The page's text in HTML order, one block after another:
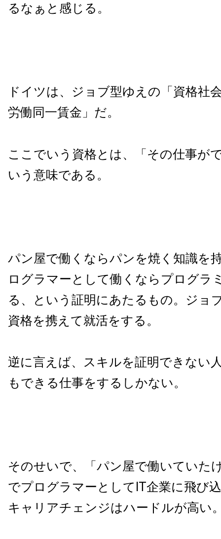
るなぁと感じる。
ドイツは、ジョブ型ゆえの「資格社
労働同一賃金」だ。
ここでいう資格とは、「その仕事が
いう意味である。
パン屋で働くならパンを焼く知識を
ログラマーとして働くならプログラ
る、という証明にあたるもの。ジョ
資格を携えて就活をする。
逆に言えば、スキルを証明できない
もできる仕事をするしかない。
そのせいで、「パン屋で働いていた
でプログラマーとしてIT企業に飛び
キャリアチェンジはハードルが高い